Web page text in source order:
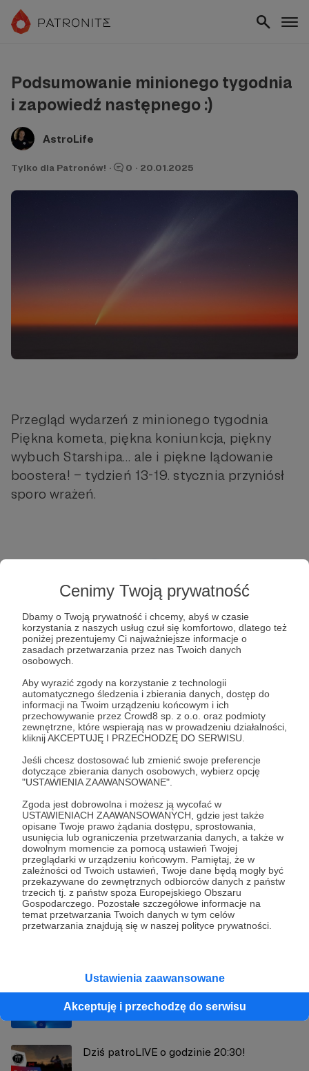
Cenimy Twoją prywatność
Dbamy o Twoją prywatność i chcemy, abyś w czasie
korzystania z naszych usług czuł się komfortowo, dlatego też
poniżej prezentujemy Ci najważniejsze informacje o
zasadach przetwarzania przez nas Twoich danych
osobowych.
Aby wyrazić zgody na korzystanie z technologii
automatycznego śledzenia i zbierania danych, dostęp do
informacji na Twoim urządzeniu końcowym i ich
przechowywanie przez Crowd8 sp. z o.o. oraz podmioty
zewnętrzne, które wspierają nas w prowadzeniu działalności,
kliknij AKCEPTUJĘ I PRZECHODZĘ DO SERWISU.
Jeśli chcesz dostosować lub zmienić swoje preferencje
dotyczące zbierania danych osobowych, wybierz opcję
"USTAWIENIA ZAAWANSOWANE".
Zgoda jest dobrowolna i możesz ją wycofać w
USTAWIENIACH ZAAWANSOWANYCH, gdzie jest także
opisane Twoje prawo żądania dostępu, sprostowania,
usunięcia lub ograniczenia przetwarzania danych, a także w
dowolnym momencie za pomocą ustawień Twojej
przeglądarki w urządzeniu końcowym. Pamiętaj, że w
zależności od Twoich ustawień, Twoje dane będą mogły być
przekazywane do zewnętrznych odbiorców danych z państw
trzecich tj. z państw spoza Europejskiego Obszaru
Gospodarczego. Pozostałe szczegółowe informacje na
temat przetwarzania Twoich danych w tym celów
przetwarzania znajdują się w naszej polityce prywatności.
Ustawienia zaawansowane
Akceptuję i przechodzę do serwisu
Podsumowanie minionego tygodnia
i zapowiedź następnego :)
AstroLife
Tylko dla Patronów! · 0 · 20.01.2025
Przegląd wydarzeń z minionego tygodnia
Piękna kometa, piękna koniunkcja, piękny
wybuch Starshipa… ale i piękne lądowanie
boostera! – tydzień 13-19. stycznia przyniósł
sporo wrażeń.
Post dostępny tylko dla Patronów
Aby zobaczyć ten materiał musisz być zalogowany
Zostań Patronem
Zaloguj się
Udostępnij
AstroLife
Zobacz profil autora
Podsumowanie minionego tygodnia i
zapowiedź następnego :)
Dziś patroLIVE o godzinie 20:30!